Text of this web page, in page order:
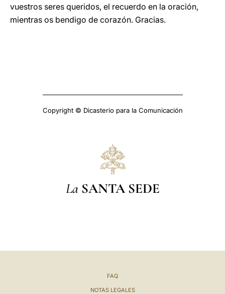
vuestros seres queridos, el recuerdo en la oración,
mientras os bendigo de corazón. Gracias.
Copyright © Dicasterio para la Comunicación
La SANTA SEDE
FAQ
NOTAS LEGALES